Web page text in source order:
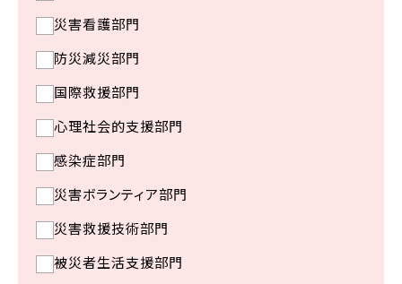
災害看護部門
防災減災部門
国際救援部門
心理社会的支援部門
感染症部門
災害ボランティア部門
災害救援技術部門
被災者生活支援部門